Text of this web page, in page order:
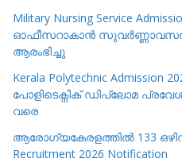
Military Nursing Service
ഓഫീസറാകാൻ
ആരംഭിച്ചു
Kerala Polytechnic
പോളിടെക്നിക് ഡിപ്ലോമ
വരെ
ആരോഗ്യകേരളത്തിൽ 133
Recruitment 2026 Notification